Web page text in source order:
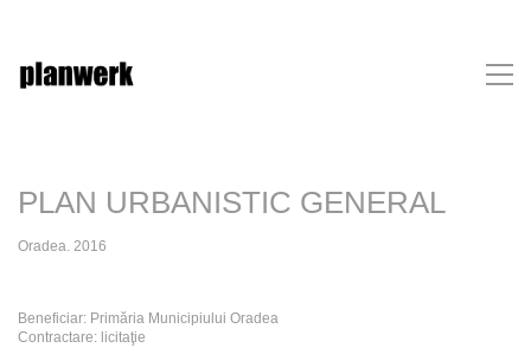
PLAN URBANISTIC GENERAL
Oradea. 2016
Beneficiar: Primăria Municipiului Oradea
Contractare: licitaţie